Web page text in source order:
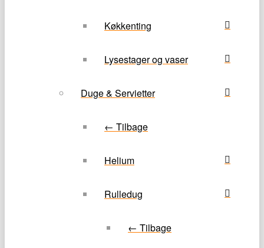
Køkkenting
Lysestager og vaser
Duge & Servietter
← Tilbage
Helium
Rulledug
← Tilbage